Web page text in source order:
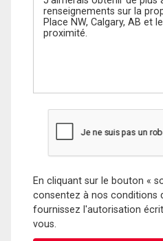
En cliquant sur le bouton «
consentez à nos conditions
fournissez l'autorisation
vous.